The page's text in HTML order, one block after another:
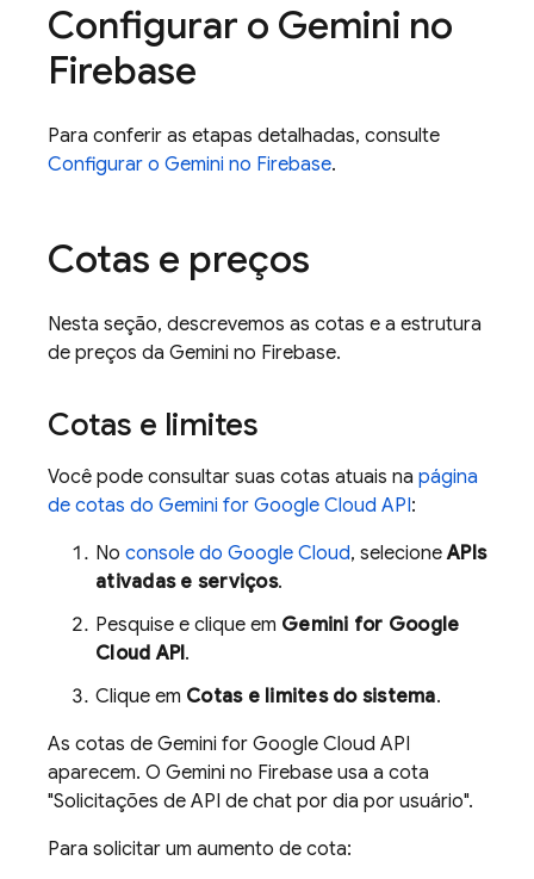
Configurar o Gemini no
Firebase
Para conferir as etapas detalhadas, consulte
Configurar o Gemini no Firebase.
Cotas e preços
Nesta seção, descrevemos as cotas e a estrutura
de preços da Gemini no Firebase.
Cotas e limites
Você pode consultar suas cotas atuais na página
de cotas do Gemini for Google Cloud API:
No console do Google Cloud, selecioneAPIs
ativadas e serviços.
Pesquise e clique em Gemini for Google
Cloud API.
Clique em Cotas e limites do sistema.
As cotas de Gemini for Google Cloud API
aparecem. O Gemini no Firebase usa a cota
"Solicitações de API de chat por dia por usuário".
Para solicitar um aumento de cota: